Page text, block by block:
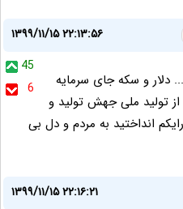
۱۳۹۹/۱۱/۱۵ ۲۲:۱۳:۵۶
45
6
دلار و سکه جای سرمایه
تولید ملی جهش تولید و
انداختید به مردم و دل بی
۱۳۹۹/۱۱/۱۵ ۲۲:۱۶:۲۱